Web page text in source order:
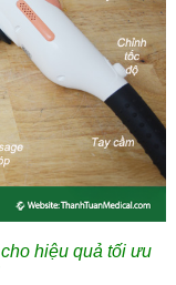
hiệu quả tối ưu